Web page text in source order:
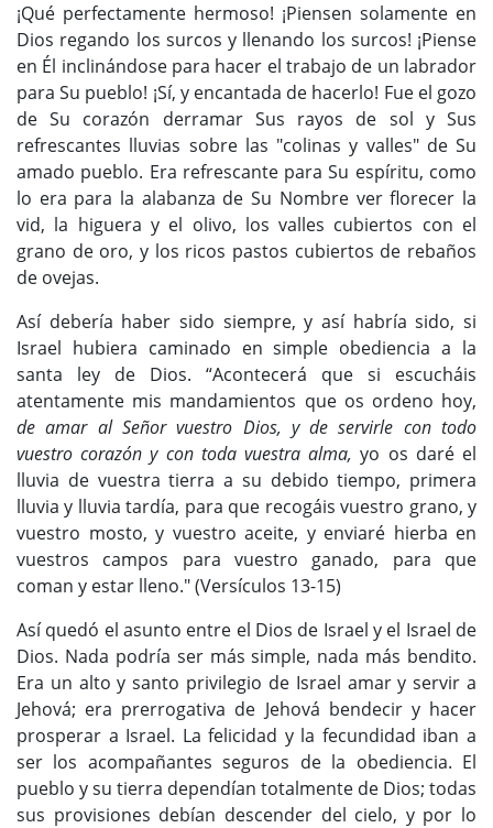
¡Qué perfectamente hermoso! ¡Piensen solamente en
Dios regando los surcos y llenando los surcos! ¡Piense
en Él inclinándose para hacer el trabajo de un labrador
para Su pueblo! ¡Sí, y encantada de hacerlo! Fue el gozo
de Su corazón derramar Sus rayos de sol y Sus
refrescantes lluvias sobre las "colinas y valles" de Su
amado pueblo. Era refrescante para Su espíritu, como
lo era para la alabanza de Su Nombre ver florecer la
vid, la higuera y el olivo, los valles cubiertos con el
grano de oro, y los ricos pastos cubiertos de rebaños
de ovejas.
Así debería haber sido siempre, y así habría sido, si
Israel hubiera caminado en simple obediencia a la
santa ley de Dios. “Acontecerá que si escucháis
atentamente mis mandamientos que os ordeno hoy,
de amar al Señor vuestro Dios, y de servirle con todo
vuestro corazón y con toda vuestra alma, yo os daré el
lluvia de vuestra tierra a su debido tiempo, primera
lluvia y lluvia tardía, para que recogáis vuestro grano, y
vuestro mosto, y vuestro aceite, y enviaré hierba en
vuestros campos para vuestro ganado, para que
coman y estar lleno." (Versículos 13-15)
Así quedó el asunto entre el Dios de Israel y el Israel de
Dios. Nada podría ser más simple, nada más bendito.
Era un alto y santo privilegio de Israel amar y servir a
Jehová; era prerrogativa de Jehová bendecir y hacer
prosperar a Israel. La felicidad y la fecundidad iban a
ser los acompañantes seguros de la obediencia. El
pueblo y su tierra dependían totalmente de Dios; todas
sus provisiones debían descender del cielo, y por lo